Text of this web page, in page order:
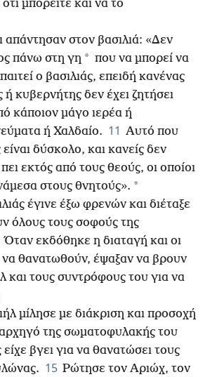
μπορείτε και να το
απάντησαν στον βασιλιά: «Δεν
πάνω στη γη * που να μπορεί να
ο βασιλιάς, επειδή κανένας
ή κυβερνήτης δεν έχει ζητήσει
κάποιον μάγο ιερέα ή
ή Χαλδαίο. 11 Αυτό που
είναι δύσκολο, και κανείς δεν
εκτός από τους θεούς, οι οποίοι
στους θνητούς». *
έγινε έξω φρενών και διέταξε
όλους τους σοφούς της
Όταν εκδόθηκε η διαταγή και οι
να θανατωθούν, έψαξαν να βρουν
και τους συντρόφους του για να
μίλησε με διάκριση και προσοχή
της σωματοφυλακής του
είχε βγει για να θανατώσει τους
15 Ρώτησε τον Αριώχ, τον